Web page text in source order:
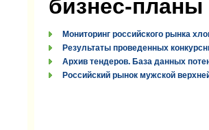
бизнес-планы
Мониторинг российского рынка
Результаты проведенных
Архив тендеров. База данных
Российский рынок мужской